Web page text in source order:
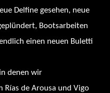
Delfine gesehen, neue
Bootsarbeiten
einen neuen Buletti
denen wir
Rías de Arousa und Vigo